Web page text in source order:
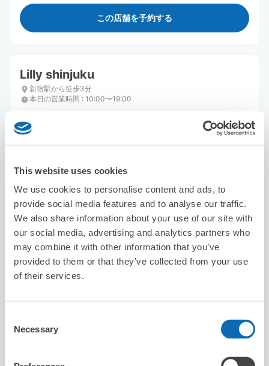
This website uses cookies
We use cookies to personalise content and ads, to
provide social media features and to analyse our traffic.
We also share information about your use of our site with
our social media, advertising and analytics partners who
may combine it with other information that you’ve
provided to them or that they’ve collected from your use
of their services.
Selection
Necessary
この店舗を予約する
Lilly shinjuku
新宿駅から徒歩3分
本日の営業時間 : 10:00〜19:00
5.0
保管できる荷物数
スーツケースサイズ 10 バッグサイズ:10